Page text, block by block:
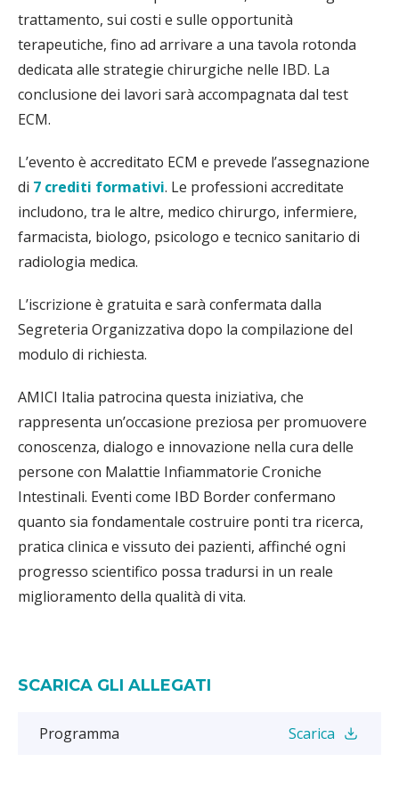
trattamento, sui costi e sulle opportunità
terapeutiche, fino ad arrivare a una tavola rotonda
dedicata alle strategie chirurgiche nelle IBD. La
conclusione dei lavori sarà accompagnata dal test
ECM.
L’evento è accreditato ECM e prevede l’assegnazione
di 7 crediti formativi. Le professioni accreditate
includono, tra le altre, medico chirurgo, infermiere,
farmacista, biologo, psicologo e tecnico sanitario di
radiologia medica.
L’iscrizione è gratuita e sarà confermata dalla
Segreteria Organizzativa dopo la compilazione del
modulo di richiesta.
AMICI Italia patrocina questa iniziativa, che
rappresenta un’occasione preziosa per promuovere
conoscenza, dialogo e innovazione nella cura delle
persone con Malattie Infiammatorie Croniche
Intestinali. Eventi come IBD Border confermano
quanto sia fondamentale costruire ponti tra ricerca,
pratica clinica e vissuto dei pazienti, affinché ogni
progresso scientifico possa tradursi in un reale
miglioramento della qualità di vita.
SCARICA GLI ALLEGATI
Programma Scarica